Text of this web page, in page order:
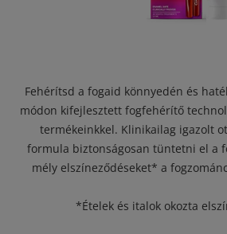
Fehérítsd a fogaid könnyedén és
módon kifejlesztett fogfehérítő
termékeinkkel. Klinikailag igazolt
formula biztonságosan tüntetni el a
mély elszíneződéseket* a
*Ételek és italok okozta